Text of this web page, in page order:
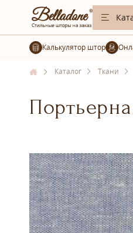
Калькулятор штор
Каталог Ткани